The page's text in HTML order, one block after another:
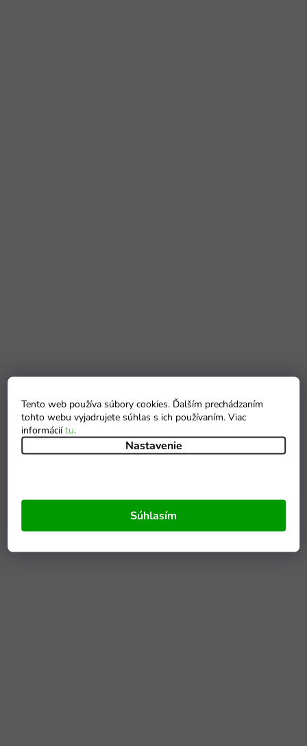
Tento web používa súbory cookies. Ďalším prechádzaním
tohto webu vyjadrujete súhlas s ich používaním. Viac
informáciítu.
Nastavenie
Súhlasím